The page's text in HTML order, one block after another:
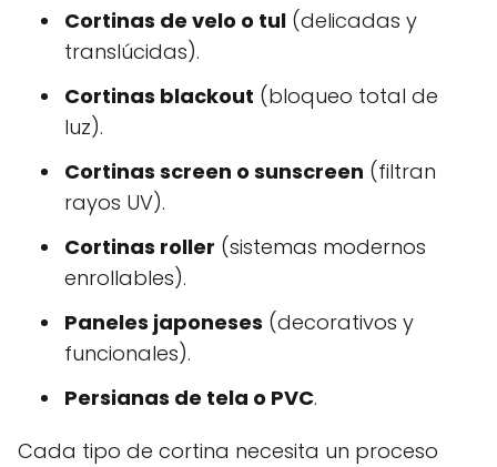
Cortinas de velo o tul (delicadas y
translúcidas).
Cortinas blackout (bloqueo total de
luz).
Cortinas screen o sunscreen (filtran
rayos UV).
Cortinas roller (sistemas modernos
enrollables).
Paneles japoneses (decorativos y
funcionales).
Persianas de tela o PVC.
Cada tipo de cortina necesita un proceso